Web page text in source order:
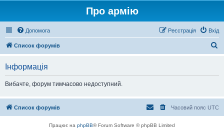
Про армію
Допомога Вхід
Реєстрація
Список форумів
Інформація
Вибачте, форум тимчасово недоступний.
Список форумів Часовий пояс UTC
Працює на phpBB® Forum Software © phpBB Limited